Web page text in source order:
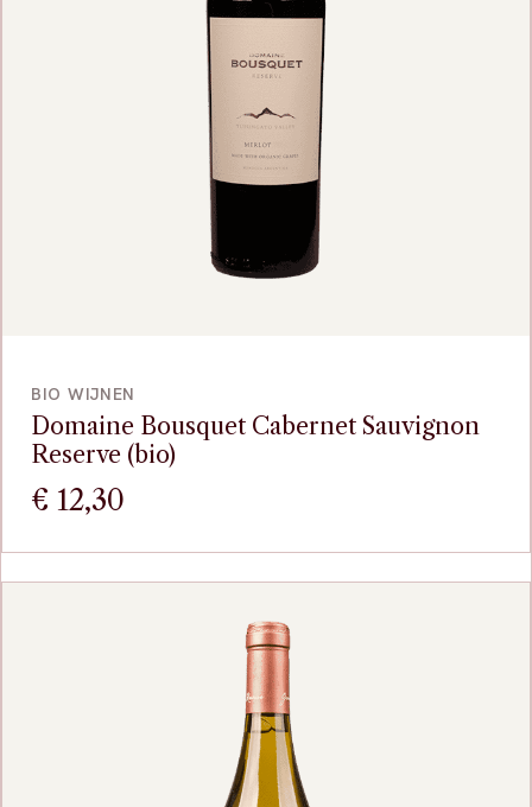
BIO WIJNEN
Domaine Bousquet Cabernet Sauvignon
Reserve (bio)
€ 12,30